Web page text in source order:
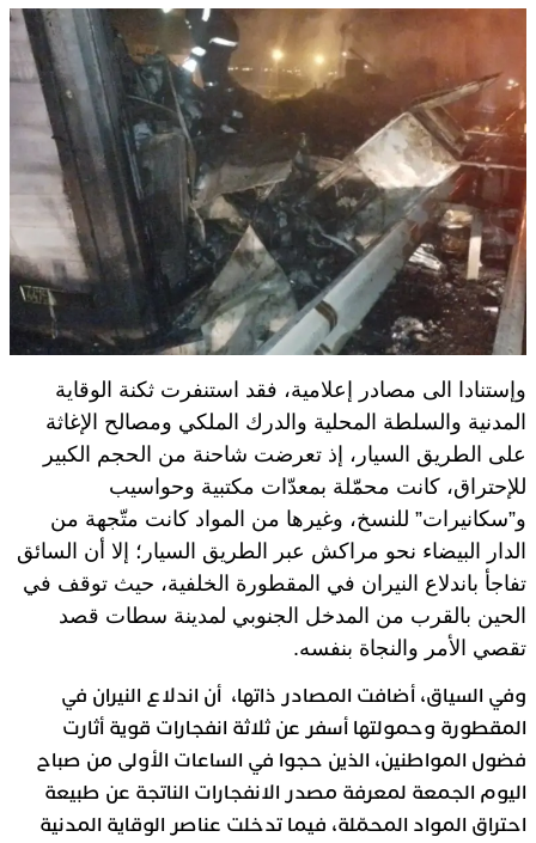
وإستنادا الى مصادر إعلامية، فقد استنفرت ثكنة الوقاية
المدنية والسلطة المحلية والدرك الملكي ومصالح الإغاثة
على الطريق السيار، إذ تعرضت شاحنة من الحجم الكبير
للإحتراق، كانت محمّلة بمعدّات مكتبية وحواسيب
و”سكانيرات” للنسخ، وغيرها من المواد كانت متّجهة من
الدار البيضاء نحو مراكش عبر الطريق السيار؛ إلا أن السائق
تفاجأ باندلاع النيران في المقطورة الخلفية، حيث توقف في
الحين بالقرب من المدخل الجنوبي لمدينة سطات قصد
تقصي الأمر والنجاة بنفسه.
وفي السياق، أضافت المصادر ذاتها، أن اندلاع النيران في
المقطورة وحمولتها أسفر عن ثلاثة انفجارات قوية أثارت
فضول المواطنين، الذين حجوا في الساعات الأولى من صباح
اليوم الجمعة لمعرفة مصدر الانفجارات الناتجة عن طبيعة
احتراق المواد المحمّلة، فيما تدخلت عناصر الوقاية المدنية